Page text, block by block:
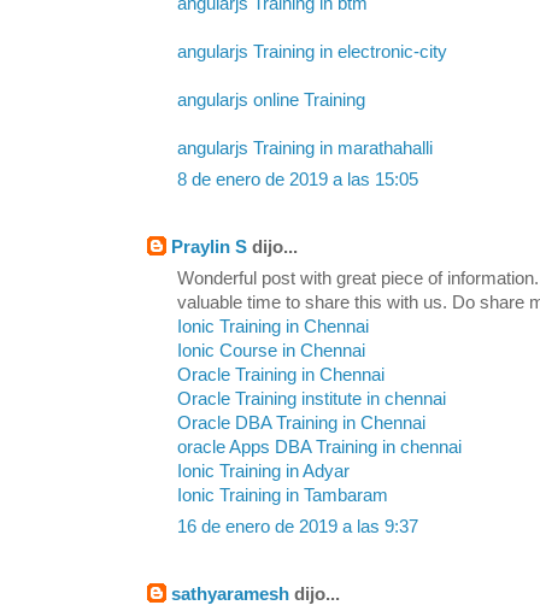
angularjs Training in btm
angularjs Training in electronic-city
angularjs online Training
angularjs Training in marathahalli
8 de enero de 2019 a las 15:05
Praylin S dijo...
Wonderful post with great piece of
valuable time to share this with us. Do share
Ionic Training in Chennai
Ionic Course in Chennai
Oracle Training in Chennai
Oracle Training institute in chennai
Oracle DBA Training in Chennai
oracle Apps DBA Training in chennai
Ionic Training in Adyar
Ionic Training in Tambaram
16 de enero de 2019 a las 9:37
sathyaramesh dijo...